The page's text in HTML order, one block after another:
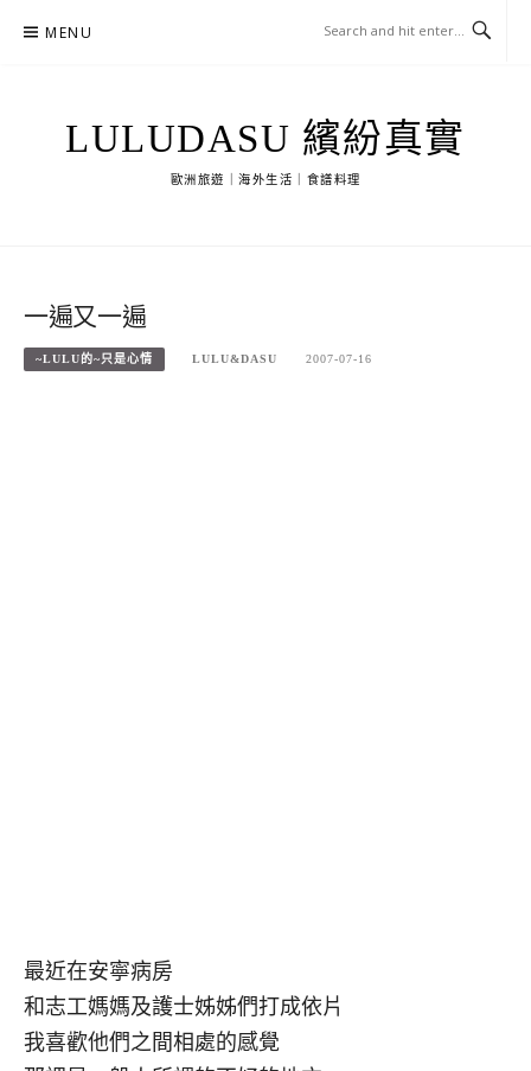
MENU
LULUDASU 繽紛真實
歐洲旅遊｜海外生活｜食譜料理
一遍又一遍
~LULU的~只是心情 LULU&DASU 2007-07-16
最近在安寧病房
和志工媽媽及護士姊姊們打成依片
我喜歡他們之間相處的感覺